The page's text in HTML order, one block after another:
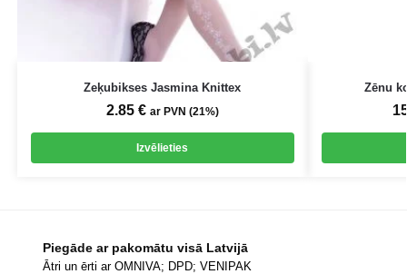
Zeķubikses Jasmina Knittex
2.85 € ar PVN (21%)
Izvēlieties
Zēnu
Piegāde ar pakomātu visā Latvijā
Ātri un ērti ar OMNIVA; DPD; VENIPAK